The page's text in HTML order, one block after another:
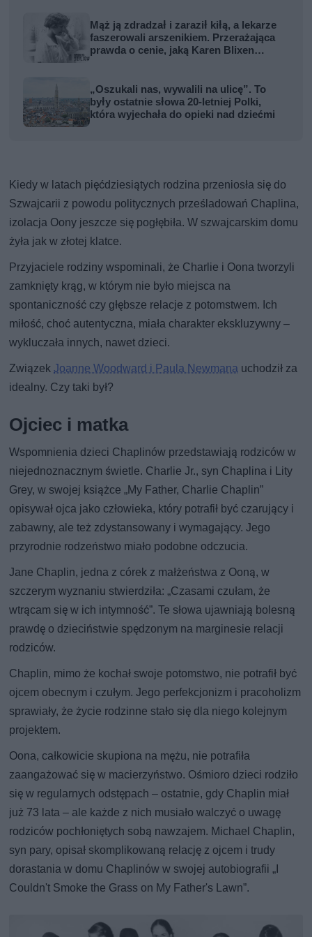
Mąż ją zdradzał i zaraził kiłą, a lekarze
faszerowali arszenikiem. Przerażająca
prawda o cenie, jaką Karen Blixen
„Oszukali nas, wywalili na ulicę”. To
były ostatnie słowa 20-letniej Polki,
która wyjechała do opieki nad dziećmi
Kiedy w latach pięćdziesiątych rodzina przeniosła się do
Szwajcarii z powodu politycznych prześladowań Chaplina,
izolacja Oony jeszcze się pogłębiła. W szwajcarskim domu
żyła jak w złotej klatce.
Przyjaciele rodziny wspominali, że Charlie i Oona tworzyli
zamknięty krąg, w którym nie było miejsca na
spontaniczność czy głębsze relacje z potomstwem. Ich
miłość, choć autentyczna, miała charakter ekskluzywny –
wykluczała innych, nawet dzieci.
ZwiązekJoanne Woodward i Paula Newmana uchodził za
idealny. Czy taki był?
Ojciec i matka
Wspomnienia dzieci Chaplinów przedstawiają rodziców w
niejednoznacznym świetle. Charlie Jr., syn Chaplina i Lity
Grey, w swojej książce „My Father, Charlie Chaplin”
opisywał ojca jako człowieka, który potrafił być czarujący i
zabawny, ale też zdystansowany i wymagający. Jego
przyrodnie rodzeństwo miało podobne odczucia.
Jane Chaplin, jedna z córek z małżeństwa z Ooną, w
szczerym wyznaniu stwierdziła: „Czasami czułam, że
wtrącam się w ich intymność”. Te słowa ujawniają bolesną
prawdę o dzieciństwie spędzonym na marginesie relacji
rodziców.
Chaplin, mimo że kochał swoje potomstwo, nie potrafił być
ojcem obecnym i czułym. Jego perfekcjonizm i pracoholizm
sprawiały, że życie rodzinne stało się dla niego kolejnym
projektem.
Oona, całkowicie skupiona na mężu, nie potrafiła
zaangażować się w macierzyństwo. Ośmioro dzieci rodziło
się w regularnych odstępach – ostatnie, gdy Chaplin miał
już 73 lata – ale każde z nich musiało walczyć o uwagę
rodziców pochłoniętych sobą nawzajem. Michael Chaplin,
syn pary, opisał skomplikowaną relację z ojcem i trudy
dorastania w domu Chaplinów w swojej autobiografii „I
Couldn't Smoke the Grass on My Father's Lawn”.